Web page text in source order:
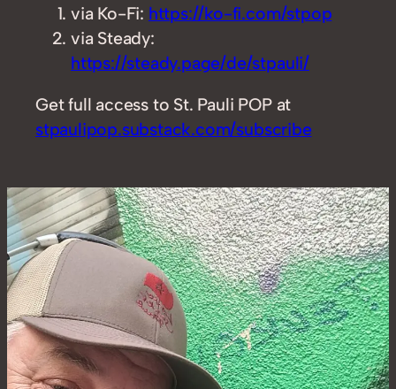
via Ko-Fi: https://ko-fi.com/stpop
via Steady:
https://steady.page/de/stpauli/
Get full access to St. Pauli POP at
stpaulipop.substack.com/subscribe